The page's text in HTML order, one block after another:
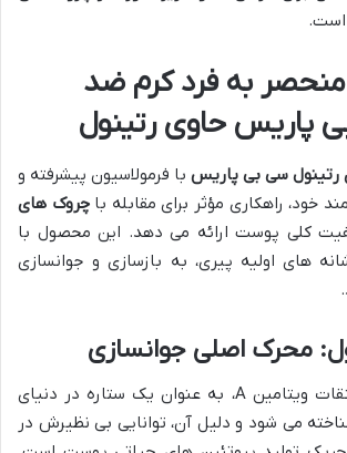
است.
به فرد کرم ضد
پاریس حاوی رتینول
سی بی پاریس با فرمولاسیون پیشرفته و
خود، راهکاری مؤثر برای مقابله باچروک های
کلی پوست ارائه می دهد. این محصول با
های اولیه پیری، به بازسازی و جوانسازی
رتینول، یکی از مشتقات ویتامین A، به عنوان یک ستاره در دنیای
می شود و دلیل آن، توانایی بی نظیرش در